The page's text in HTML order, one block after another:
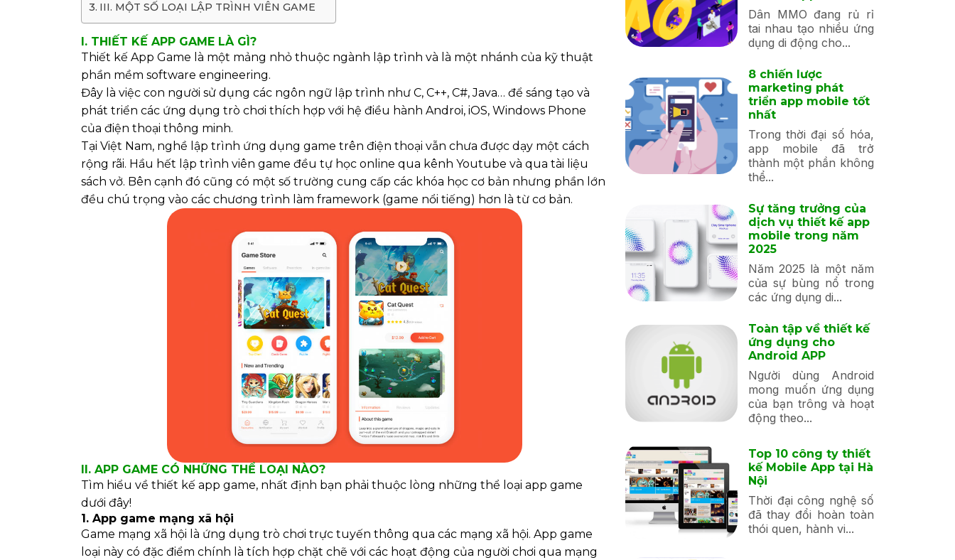
III. MỘT SỐ LOẠI LẬP TRÌNH VIÊN GAME
I. THIẾT KẾ APP GAME LÀ GÌ?
Thiết kế App Game là một mảng nhỏ thuộc ngành lập trình và là một nhánh của kỹ thuật
phần mềm software engineering.
Đây là việc con người sử dụng các ngôn ngữ lập trình như C, C++, C#, Java… để sáng tạo và
phát triển các ứng dụng trò chơi thích hợp với hệ điều hành Androi, iOS, Windows Phone
của điện thoại thông minh.
Tại Việt Nam, nghề lập trình ứng dụng game trên điện thoại vẫn chưa được dạy một cách
rộng rãi. Hầu hết lập trình viên game đều tự học online qua kênh Youtube và qua tài liệu
sách vở. Bên cạnh đó cũng có một số trường cung cấp các khóa học cơ bản nhưng phần lớn
đều chú trọng vào các chương trình làm framework (game nổi tiếng) hơn là từ cơ bản.
II. APP GAME CÓ NHỮNG THỂ LOẠI NÀO?
Tìm hiểu về thiết kế app game, nhất định bạn phải thuộc lòng những thể loại app game
dưới đây!
1. App game mạng xã hội
Game mạng xã hội là ứng dụng trò chơi trực tuyến thông qua các mạng xã hội. App game
loại này có đặc điểm chính là tích hợp chặt chẽ với các hoạt động của người chơi qua mạng
Dân MMO đang rủ rỉ
tai nhau tạo nhiều ứng
dụng di động cho...
8 chiến lược
marketing phát
triển app mobile tốt
nhất
Trong thời đại số hóa,
app mobile đã trở
thành một phần không
thể...
Sự tăng trưởng của
dịch vụ thiết kế app
mobile trong năm
2025
Năm 2025 là một năm
của sự bùng nổ trong
các ứng dụng di...
Toàn tập về thiết kế
ứng dụng cho
Android APP
Người dùng Android
mong muốn ứng dụng
của bạn trông và hoạt
động theo...
Top 10 công ty thiết
kế Mobile App tại Hà
Nội
Thời đại công nghệ số
đã thay đổi hoàn toàn
thói quen, hành vi...